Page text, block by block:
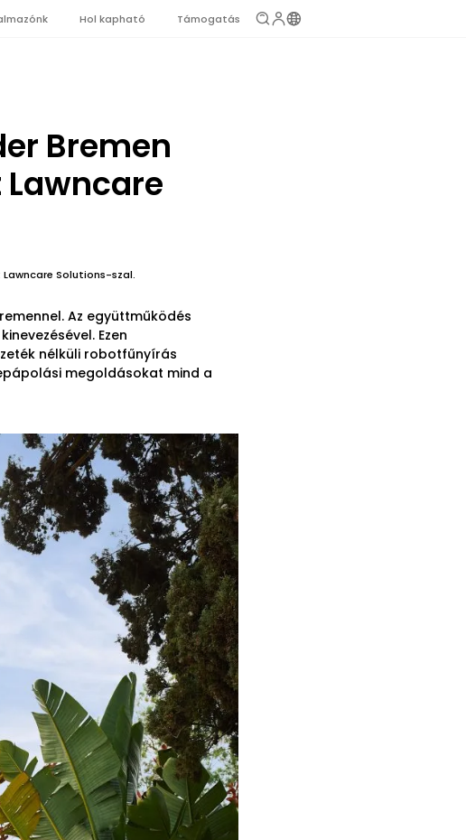
Hol kapható Támogatás
Bremen
Solutions-szal.
Az együttműködés
Ezen
nélküli robotfűnyírás
megoldásokat mind a